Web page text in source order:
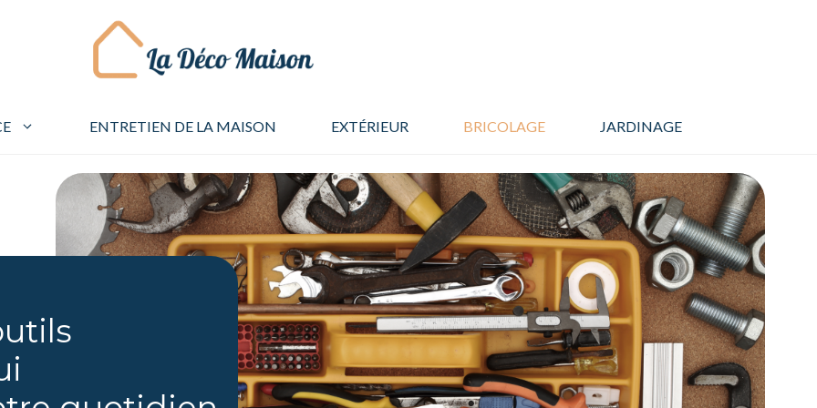
ENTRETIEN DE LA MAISON EXTÉRIEUR BRICOLAGE JARDINAGE